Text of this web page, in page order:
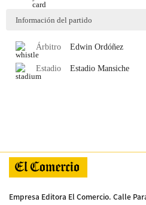
Información del partido
Árbitro Edwin Ordóñez
Estadio Estadio Mansiche
Empresa Editora El Comercio. Calle